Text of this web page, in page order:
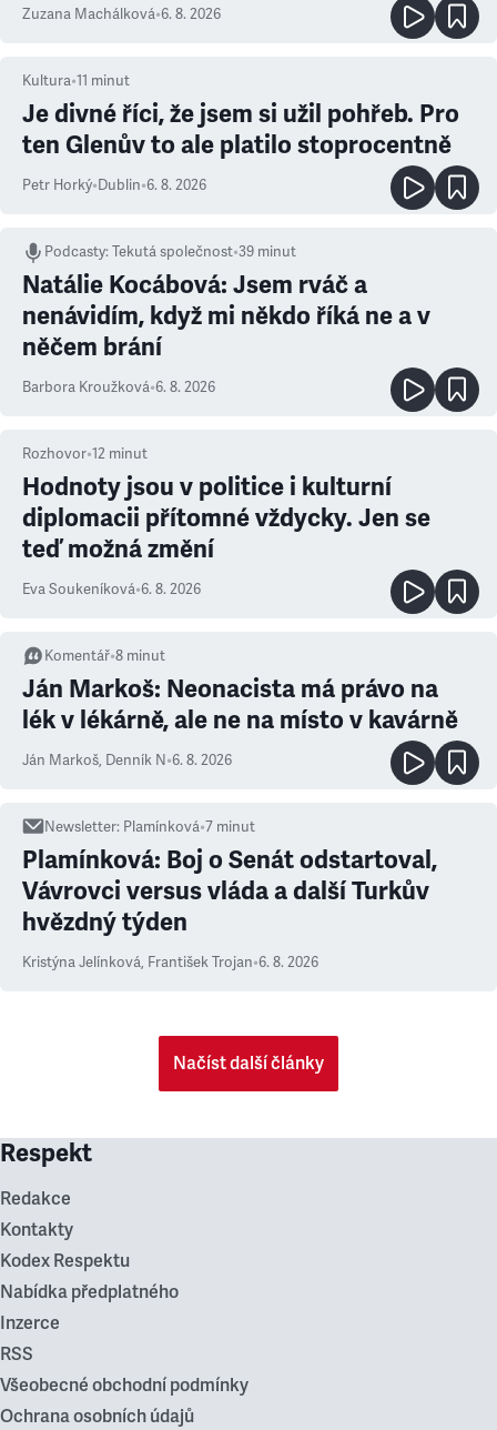
Zuzana Machálková•6. 8. 2026
Kultura•11 minut
Je divné říci, že jsem si užil pohřeb. Pro
ten Glenův to ale platilo stoprocentně
Petr Horký•Dublin•6. 8. 2026
Podcasty:Tekutá společnost•39 minut
Natálie Kocábová: Jsem rváč a
nenávidím, když mi někdo říká ne a v
něčem brání
Barbora Kroužková•6. 8. 2026
Rozhovor•12 minut
Hodnoty jsou v politice i kulturní
diplomacii přítomné vždycky. Jen se
teď možná změní
Eva Soukeníková•6. 8. 2026
Komentář•8 minut
Ján Markoš: Neonacista má právo na
lék v lékárně, ale ne na místo v kavárně
Ján Markoš, Denník N•6. 8. 2026
Newsletter: Plamínková•7 minut
Plamínková: Boj o Senát odstartoval,
Vávrovci versus vláda a další Turkův
hvězdný týden
Kristýna Jelínková, František Trojan•6. 8. 2026
Načíst další články
Respekt
Redakce
Kontakty
Kodex Respektu
Nabídka předplatného
Inzerce
RSS
Všeobecné obchodní podmínky
Ochrana osobních údajů